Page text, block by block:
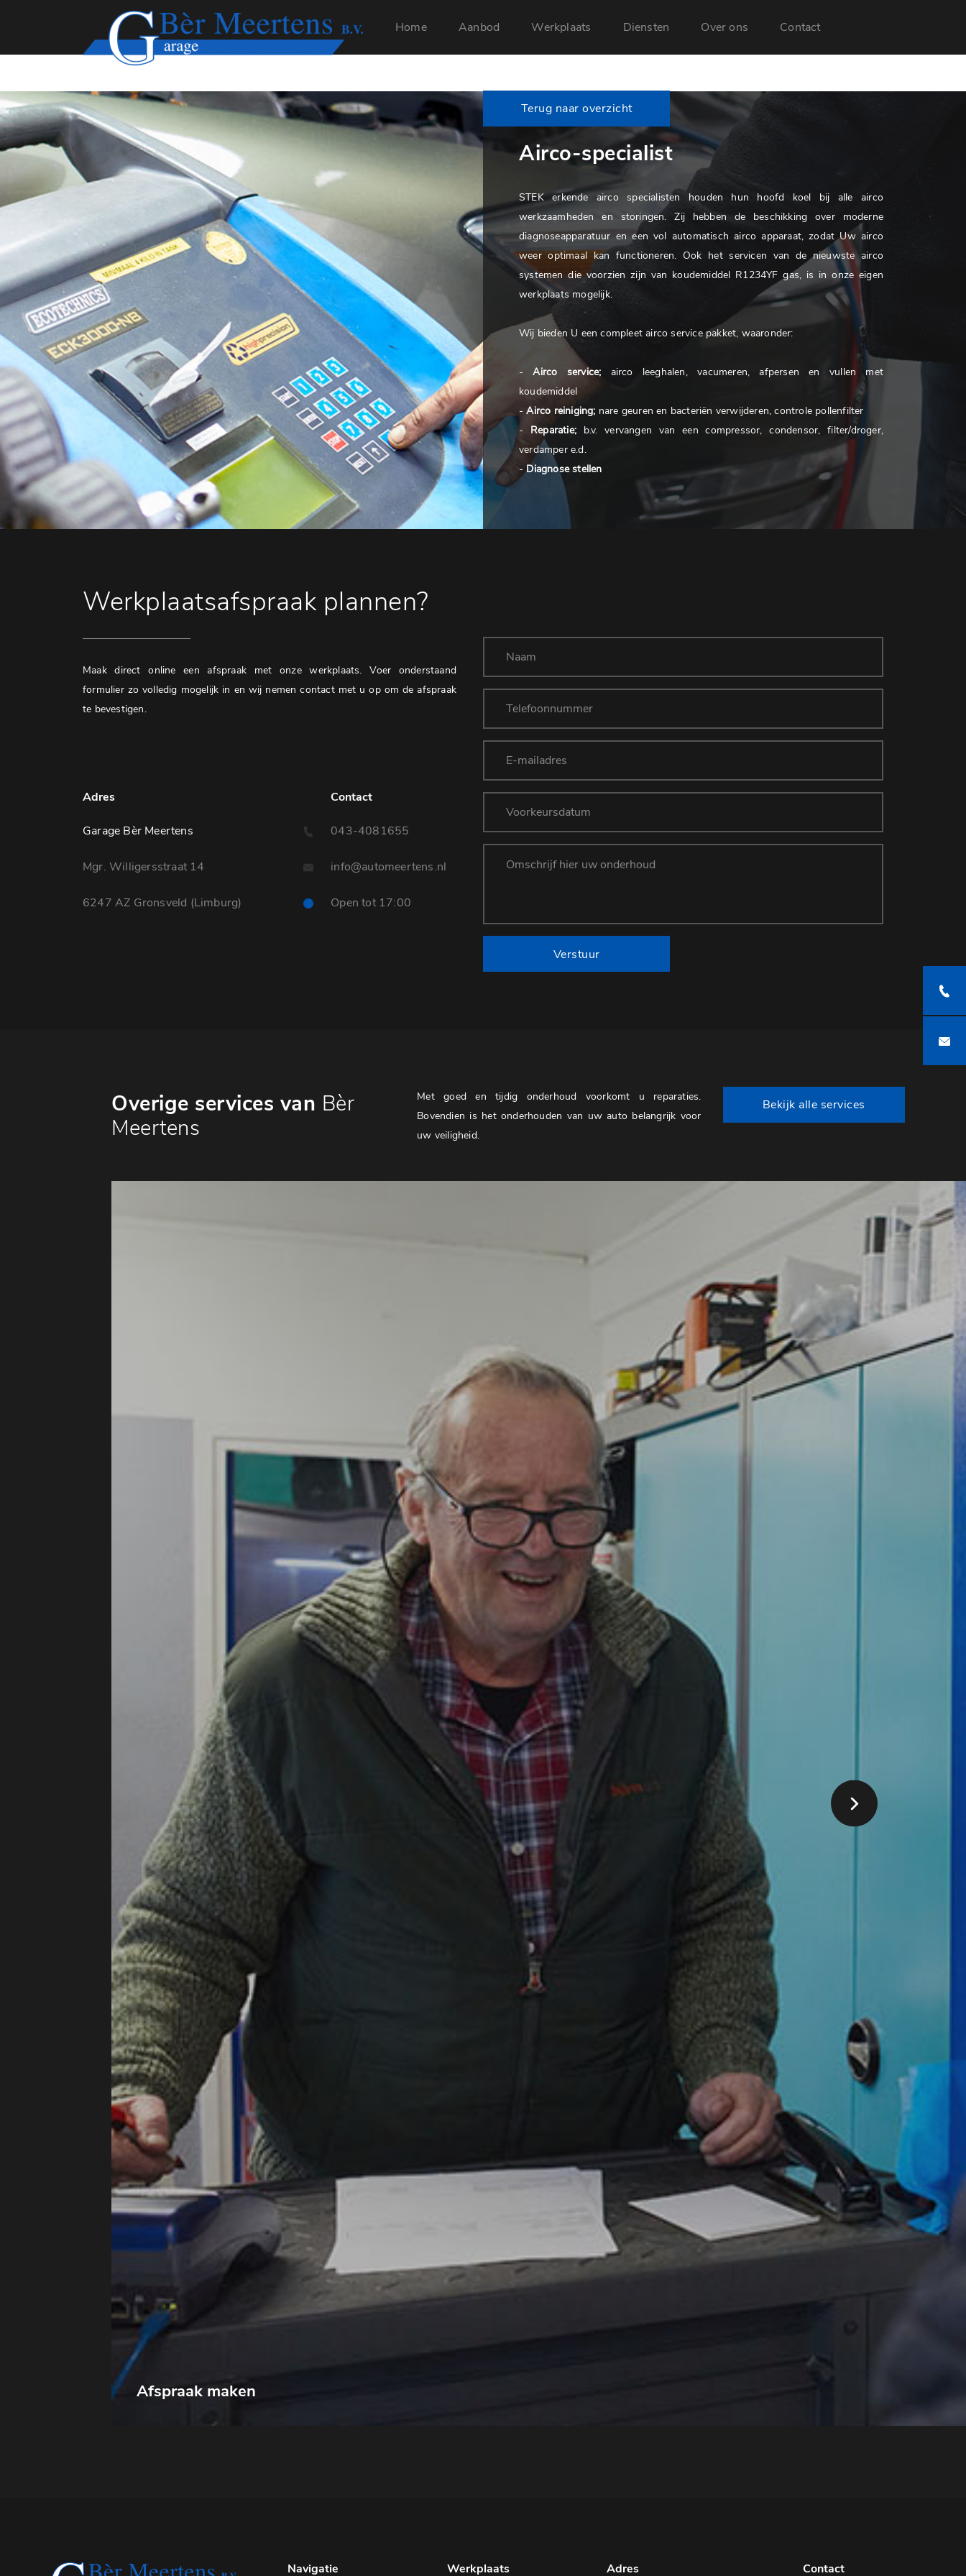
Home Aanbod Werkplaats Diensten Over ons Contact
Terug naar overzicht
Airco-specialist
STEK erkende airco specialisten houden hun hoofd koel bij alle airco
werkzaamheden en storingen. Zij hebben de beschikking over moderne
diagnoseapparatuur en een vol automatisch airco apparaat, zodat Uw airco
weer optimaal kan functioneren. Ook het servicen van de nieuwste airco
systemen die voorzien zijn van koudemiddel R1234YF gas, is in onze eigen
werkplaats mogelijk.
Wij bieden U een compleet airco service pakket, waaronder:
-Airco service; airco leeghalen, vacumeren, afpersen en vullen met
koudemiddel
-Airco reiniging; nare geuren en bacteriën verwijderen, controle pollenfilter
- Reparatie;b.v. vervangen van een compressor, condensor, filter/droger,
verdamper e.d.
-Diagnose stellen
Werkplaatsafspraak plannen?
Maak direct online een afspraak met onze werkplaats. Voer onderstaand
formulier zo volledig mogelijk in en wij nemen contact met u op om de afspraak
te bevestigen.
Adres
Garage Bèr Meertens
Mgr. Willigersstraat 14
6247 AZ Gronsveld (Limburg)
Contact
043-4081655
info@automeertens.nl
Open tot 17:00
Verstuur
Overige services van Bèr
Meertens
Met goed en tijdig onderhoud voorkomt u reparaties.
Bovendien is het onderhouden van uw auto belangrijk voor
uw veiligheid.
Bekijk alle services
Afspraak maken
Navigatie Werkplaats Adres Contact